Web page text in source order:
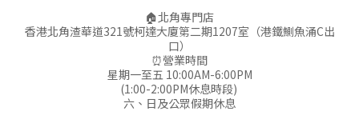
🏠北角專門店
香港北角渣華道321號柯達大廈第二期1207室（港鐵鰂魚涌C出
口）
⏰營業時間
星期一至五 10:00AM-6:00PM
(1:00-2:00PM休息時段)
六、日及公眾假期休息